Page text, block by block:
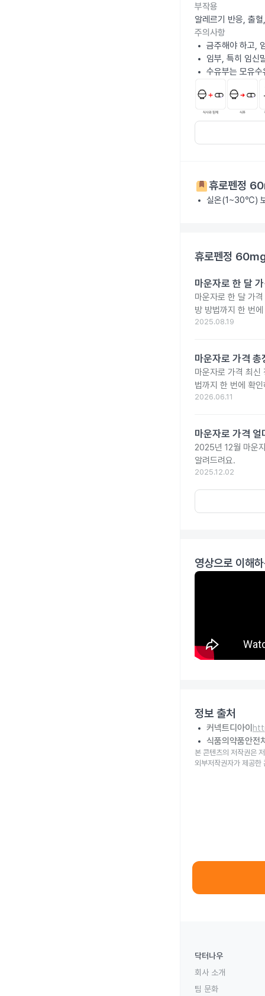
부작용
알레르기 반응, 출
주의사항
금주해야 하고,
임부, 특히 임신
수유부는 모유
휴로펜정
실온(1~30℃)
휴로펜정
마운자로 한 달
마운자로 한 달 가
방 방법까지 한 번
2025.08.19
마운자로 가격
마운자로 가격 최신
법까지 한 번에 확
2026.06.11
마운자로 가격
2025년 12월 마운
알려드려요.
2025.12.02
영상으로 이해
정보 출처
커넥트디아이
식품의약품안전
본 콘텐츠의 저작권은
외부저작권자가 제공한
닥터나우
회사 소개
팀 문화